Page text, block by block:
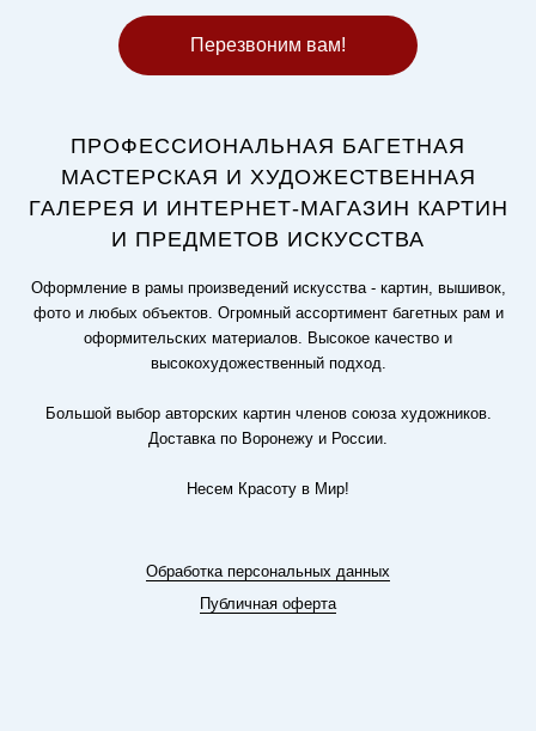
Перезвоним вам!
ПРОФЕССИОНАЛЬНАЯ БАГЕТНАЯ
МАСТЕРСКАЯ И ХУДОЖЕСТВЕННАЯ
ГАЛЕРЕЯ И ИНТЕРНЕТ-МАГАЗИН КАРТИН
И ПРЕДМЕТОВ ИСКУССТВА
Оформление в рамы произведений искусства - картин, вышивок,
фото и любых объектов. Огромный ассортимент багетных рам и
оформительских материалов. Высокое качество и
высокохудожественный подход.
Большой выбор авторских картин членов союза художников.
Доставка по Воронежу и России.
Несем Красоту в Мир!
Обработка персональных данных
Публичная оферта